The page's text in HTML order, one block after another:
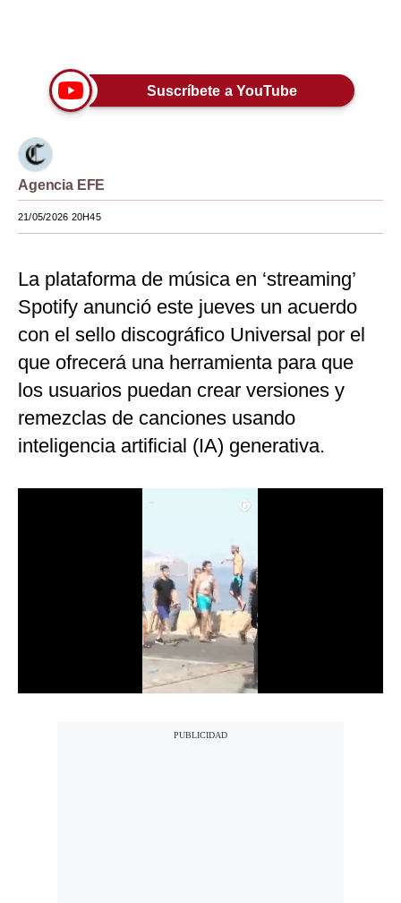
Lujo
Moda
Estilos
EEUU
México
Internacional
Tecnología
Club del Suscriptor
Mix
Suscríbete a YouTube
Agencia EFE
21/05/2026 20H45
La plataforma de música en ‘streaming’
Spotify anunció este jueves un acuerdo
con el sello discográfico Universal por el
que ofrecerá una herramienta para que
los usuarios puedan crear versiones y
remezclas de canciones usando
inteligencia artificial (IA) generativa.